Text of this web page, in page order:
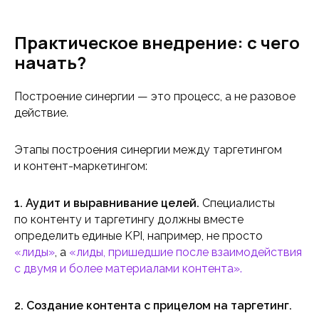
Практическое внедрение: с чего
начать?
Построение синергии — это процесс, а не разовое
действие.
Этапы построения синергии между таргетингом
и контент-маркетингом:
1. Аудит и выравнивание целей. Специалисты
по контенту и таргетингу должны вместе
определить единые KPI, например, не просто
«лиды», а «лиды, пришедшие после взаимодействия
с двумя и более материалами контента».
2. Создание контента с прицелом на таргетинг.